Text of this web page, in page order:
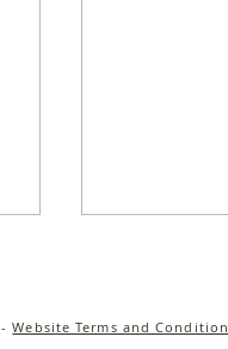
-Website Terms and